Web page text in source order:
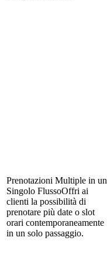
Prenotazioni Multiple in un
Singolo FlussoOffri ai
clienti la possibilità di
prenotare più date o slot
orari contemporaneamente
in un solo passaggio.